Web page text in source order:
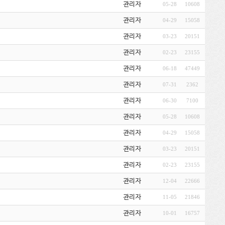
관리자 05-28 10608
관리자 04-29 15058
관리자 03-23 20151
관리자 02-23 23155
관리자 06-18 47449
관리자 07-31 2362
관리자 06-30 7100
관리자 05-28 10608
관리자 04-29 15058
관리자 03-23 20151
관리자 02-23 23155
관리자 12-04 22666
관리자 11-05 21846
관리자 10-01 16757